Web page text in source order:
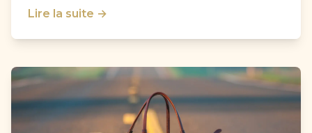
Lire la suite →